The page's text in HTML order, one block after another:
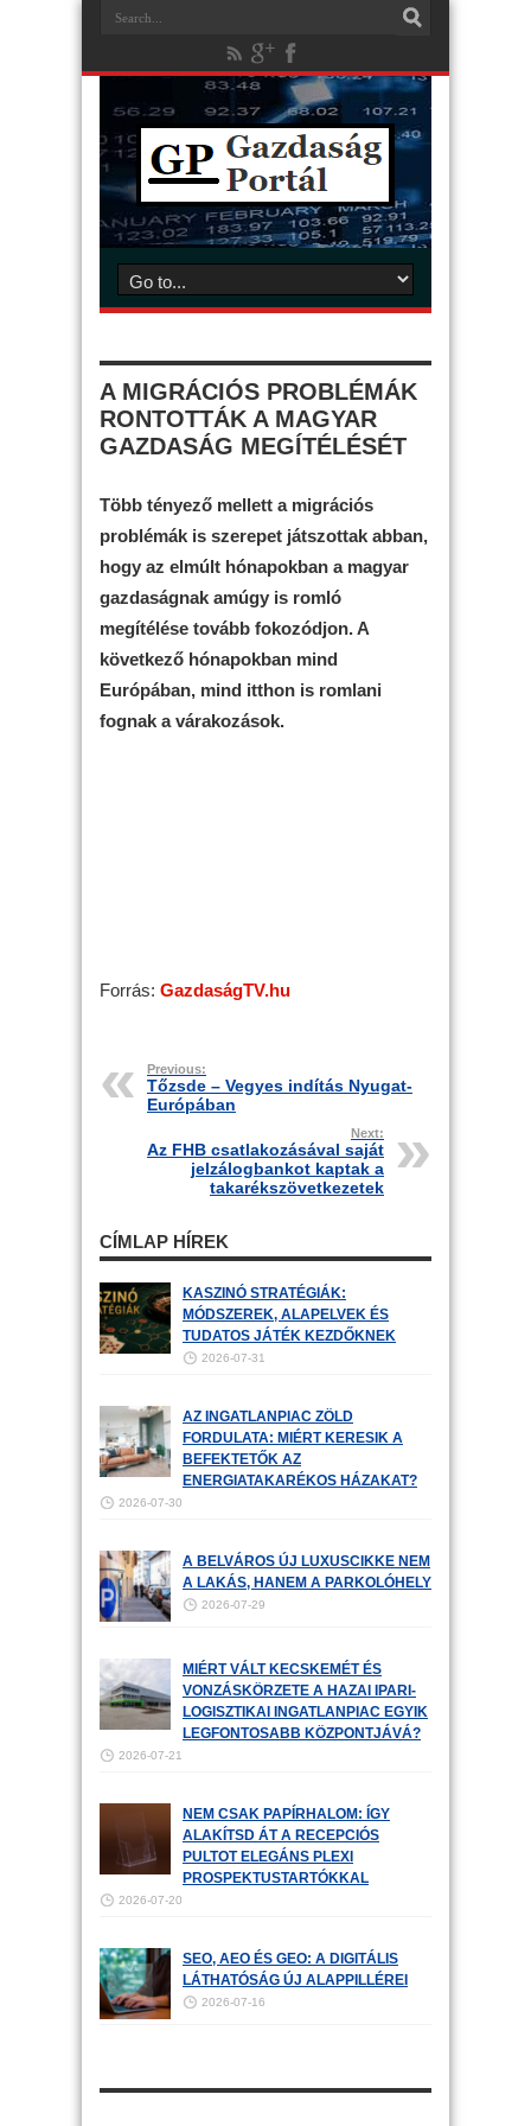
A MIGRÁCIÓS PROBLÉMÁK
RONTOTTÁK A MAGYAR
GAZDASÁG MEGÍTÉLÉSÉT
Több tényező mellett a migrációs
problémák is szerepet játszottak abban,
hogy az elmúlt hónapokban a magyar
gazdaságnak amúgy is romló
megítélése tovább fokozódjon. A
következő hónapokban mind
Európában, mind itthon is romlani
fognak a várakozások.
Forrás: GazdaságTV.hu
Previous:
Tőzsde – Vegyes indítás Nyugat-
Európában
Next:
Az FHB csatlakozásával saját
jelzálogbankot kaptak a
takarékszövetkezetek
CÍMLAP HÍREK
KASZINÓ STRATÉGIÁK:
MÓDSZEREK, ALAPELVEK ÉS
TUDATOS JÁTÉK KEZDŐKNEK
2026-07-31
AZ INGATLANPIAC ZÖLD
FORDULATA: MIÉRT KERESIK A
BEFEKTETŐK AZ
ENERGIATAKARÉKOS HÁZAKAT?
2026-07-30
A BELVÁROS ÚJ LUXUSCIKKE NEM
A LAKÁS, HANEM A PARKOLÓHELY
2026-07-29
MIÉRT VÁLT KECSKEMÉT ÉS
VONZÁSKÖRZETE A HAZAI IPARI-
LOGISZTIKAI INGATLANPIAC EGYIK
LEGFONTOSABB KÖZPONTJÁVÁ?
2026-07-21
NEM CSAK PAPÍRHALOM: ÍGY
ALAKÍTSD ÁT A RECEPCIÓS
PULTOT ELEGÁNS PLEXI
PROSPEKTUSTARTÓKKAL
2026-07-20
SEO, AEO ÉS GEO: A DIGITÁLIS
LÁTHATÓSÁG ÚJ ALAPPILLÉREI
2026-07-16